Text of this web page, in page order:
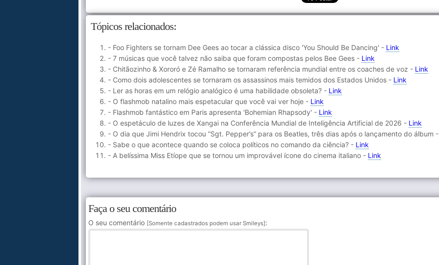
Tópicos relacionados:
- Foo Fighters se tornam Dee Gees ao tocar a clássica disco 'You Should Be Dancing' - Link
- 7 músicas que você talvez não saiba que foram compostas pelos Bee Gees - Link
- Chitãozinho & Xororó e Zé Ramalho se tornaram referência mundial entre os coaches de voz - Link
- Como dois adolescentes se tornaram os assassinos mais temidos dos Estados Unidos - Link
- Ler as horas em um relógio analógico é uma habilidade obsoleta? - Link
- O flashmob natalino mais espetacular que você vai ver hoje - Link
- Flashmob fantástico em Paris apresenta 'Bohemian Rhapsody' - Link
- O espetáculo de luzes de Xangai na Conferência Mundial de Inteligência Artificial de 2026 - Link
- O dia que Jimi Hendrix tocou “Sgt. Pepper’s” para os Beatles, três dias após o lançamento do álbum -
- Sabe o que acontece quando se coloca políticos no comando da ciência? - Link
- A belíssima Miss Etíope que se tornou um improvável ícone do cinema italiano - Link
Faça o seu comentário
O seu comentário [Somente cadastrados podem usar Smileys] :